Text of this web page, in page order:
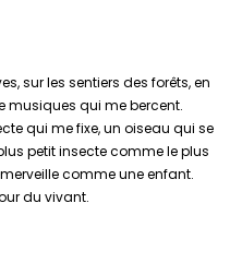
sur les sentiers des forêts, en
musiques qui me bercent.
qui me fixe, un oiseau qui se
petit insecte comme le plus
comme une enfant.
du vivant.